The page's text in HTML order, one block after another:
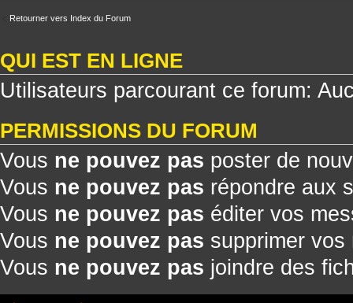
Retourner vers Index du Forum
QUI EST EN LIGNE
Utilisateurs parcourant ce forum:
PERMISSIONS DU FORUM
Vous ne pouvez pas poster de
Vous ne pouvez pas répondre aux
Vous ne pouvez pas éditer vos
Vous ne pouvez pas supprimer vos
Vous ne pouvez pas joindre des